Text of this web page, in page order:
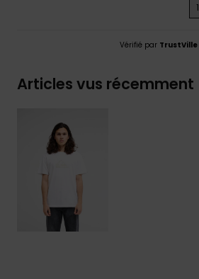
1
Vérifié par TrustVille
Articles vus récemment